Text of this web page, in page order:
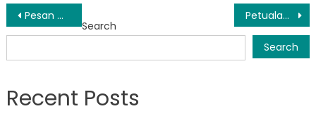
Post
navigation
Pesan Cinta dan Persatuan Guru Tambrauw: Suar Harapan di Dunia yang Terbagi Petualangan Menanti di GTK Tambrauw: Destinasi Wisata Terbaik yang Terpencil
Search
Search
Recent Posts